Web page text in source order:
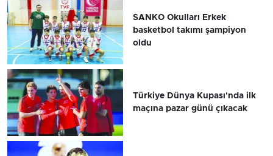
SANKO Okulları Erkek
basketbol takımı şampiyon
oldu
Türkiye Dünya Kupası'nda ilk
maçına pazar günü çıkacak